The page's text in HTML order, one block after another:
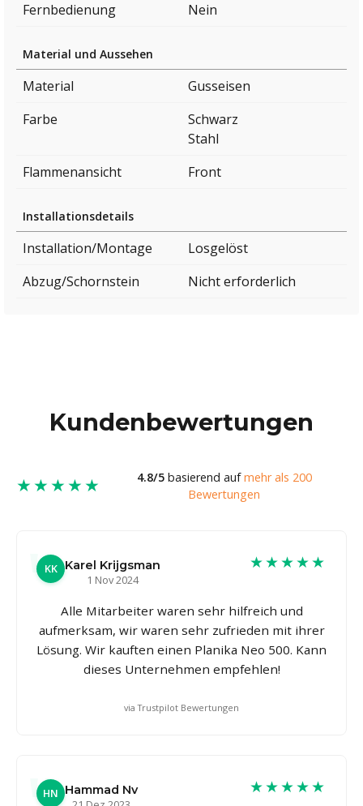
Fernbedienung
Nein
Material und Aussehen
Material
Gusseisen
Farbe
Schwarz
Stahl
Flammenansicht
Front
Installationsdetails
Installation/Montage
Losgelöst
Abzug/Schornstein
Nicht erforderlich
Kundenbewertungen
★★★★★ 4.8/5basierend aufmehr als 200
Bewertungen
KK Karel Krijgsman
1 Nov 2024
★★★★★
Alle Mitarbeiter waren sehr hilfreich und
aufmerksam, wir waren sehr zufrieden mit ihrer
Lösung. Wir kauften einen Planika Neo 500. Kann
dieses Unternehmen empfehlen!
via Trustpilot Bewertungen
HN Hammad Nv
★★★★★